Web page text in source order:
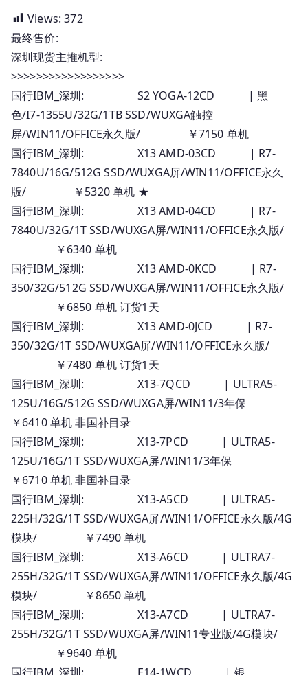
国
Thinkpad
笔
记
_
深
圳
报
价
Views: 372
最终售价:
深圳现货主推机型:
>>>>>>>>>>>>>>>>>>
国行IBM_深圳: S2 YOGA-12CD | 黑
色/I7-1355U/32G/1TB SSD/WUXGA触控
屏/WIN11/OFFICE永久版/ ￥7150 单机
国行IBM_深圳: X13 AMD-03CD | R7-
7840U/16G/512G SSD/WUXGA屏/WIN11/OFFICE永久
版/ ￥5320 单机 ★
国行IBM_深圳: X13 AMD-04CD | R7-
7840U/32G/1T SSD/WUXGA屏/WIN11/OFFICE永久版/
￥6340 单机
国行IBM_深圳: X13 AMD-0KCD | R7-
350/32G/512G SSD/WUXGA屏/WIN11/OFFICE永久版/
￥6850 单机 订货1天
国行IBM_深圳: X13 AMD-0JCD | R7-
350/32G/1T SSD/WUXGA屏/WIN11/OFFICE永久版/
￥7480 单机 订货1天
国行IBM_深圳: X13-7QCD | ULTRA5-
125U/16G/512G SSD/WUXGA屏/WIN11/3年保
￥6410 单机 非国补目录
国行IBM_深圳: X13-7PCD | ULTRA5-
125U/16G/1T SSD/WUXGA屏/WIN11/3年保
￥6710 单机 非国补目录
国行IBM_深圳: X13-A5CD | ULTRA5-
225H/32G/1T SSD/WUXGA屏/WIN11/OFFICE永久版/4G
模块/ ￥7490 单机
国行IBM_深圳: X13-A6CD | ULTRA7-
255H/32G/1T SSD/WUXGA屏/WIN11/OFFICE永久版/4G
模块/ ￥8650 单机
国行IBM_深圳: X13-A7CD | ULTRA7-
255H/32G/1T SSD/WUXGA屏/WIN11专业版/4G模块/
￥9640 单机
国行IBM_深圳: E14-1WCD | 银